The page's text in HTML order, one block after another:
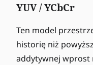
YUV / YCbCr
Ten model
historię niż
addytywnej wprost